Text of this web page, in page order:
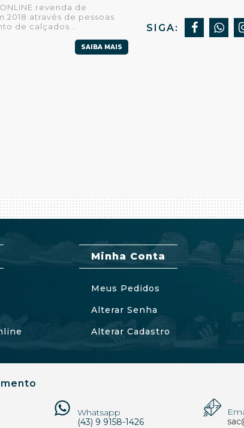
revenda de
2018 através de pessoas
de calçados...
SAIBA MAIS
SIGA:
Minha Conta
Meus Pedidos
Alterar Senha
Alterar Cadastro
Whatsapp
(43) 9 9158-1426